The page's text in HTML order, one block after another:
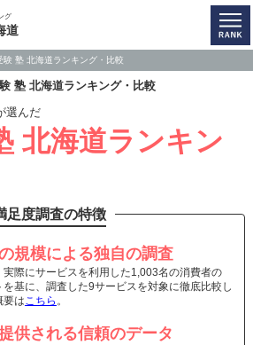
グ
道
験 塾 北海道ランキング・比較
塾 北海道ランキング・比較
選んだ
北海道ランキン
足度調査の特徴
規模による独自の調査
実際にサービスを利用した1,003名の消費者の
基に、調査した9サービスを対象に徹底比較し
要はこちら 。
供される信頼のデータ